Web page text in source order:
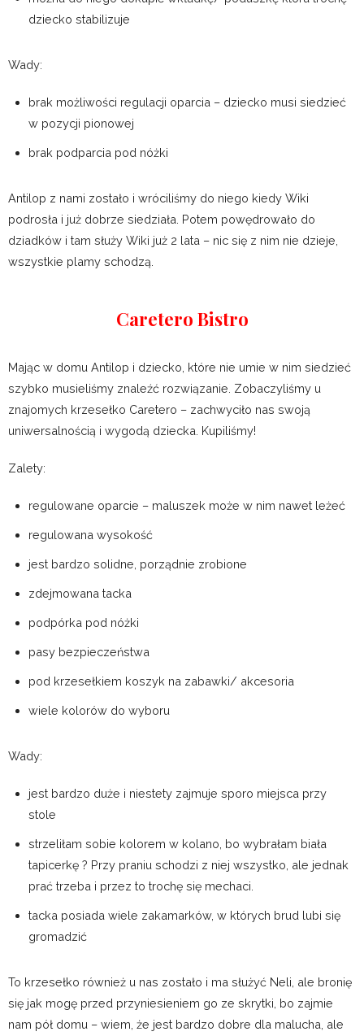
dziecko stabilizuje
Wady:
brak możliwości regulacji oparcia – dziecko musi siedzieć
w pozycji pionowej
brak podparcia pod nóżki
Antilop z nami zostało i wróciliśmy do niego kiedy Wiki
podrosła i już dobrze siedziała. Potem powędrowało do
dziadków i tam służy Wiki już 2 lata – nic się z nim nie dzieje,
wszystkie plamy schodzą.
Caretero Bistro
Mając w domu Antilop i dziecko, które nie umie w nim siedzieć
szybko musieliśmy znaleźć rozwiązanie. Zobaczyliśmy u
znajomych krzesełko Caretero – zachwyciło nas swoją
uniwersalnością i wygodą dziecka. Kupiliśmy!
Zalety:
regulowane oparcie – maluszek może w nim nawet leżeć
regulowana wysokość
jest bardzo solidne, porządnie zrobione
zdejmowana tacka
podpórka pod nóżki
pasy bezpieczeństwa
pod krzesełkiem koszyk na zabawki/ akcesoria
wiele kolorów do wyboru
Wady:
jest bardzo duże i niestety zajmuje sporo miejsca przy
stole
strzeliłam sobie kolorem w kolano, bo wybrałam biała
tapicerkę ? Przy praniu schodzi z niej wszystko, ale jednak
prać trzeba i przez to trochę się mechaci.
tacka posiada wiele zakamarków, w których brud lubi się
gromadzić
To krzesełko również u nas zostało i ma służyć Neli, ale bronię
się jak mogę przed przyniesieniem go ze skrytki, bo zajmie
nam pół domu – wiem, że jest bardzo dobre dla malucha, ale